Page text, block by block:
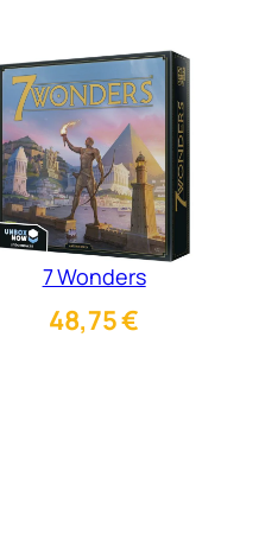
7 Wonders
48,75€